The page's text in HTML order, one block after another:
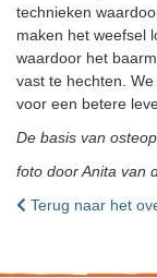
technieken
maken het weefsel
waardoor het
vast te hechten.
voor een betere
De basis van
foto door Anita van
Terug naar het